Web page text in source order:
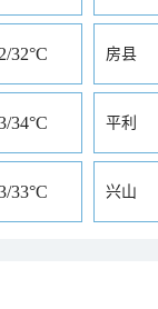
32°C 房县
34°C 平利
33°C 兴山